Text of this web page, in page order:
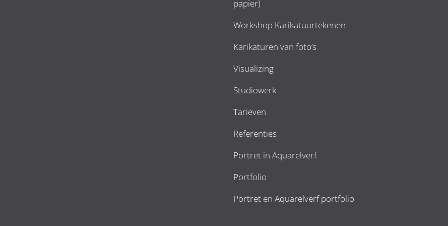
papier)
Workshop Karikatuurtekenen
Karikaturen van foto’s
Visualizing
Studiowerk
Tarieven
Referenties
Portret in Aquarelverf
Portfolio
Portret en Aquarelverf portfolio